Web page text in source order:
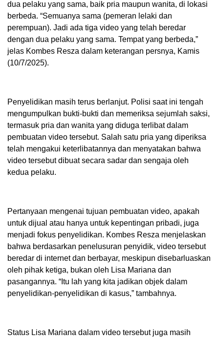
dua pelaku yang sama, baik pria maupun wanita, di lokasi
berbeda. “Semuanya sama (pemeran lelaki dan
perempuan). Jadi ada tiga video yang telah beredar
dengan dua pelaku yang sama. Tempat yang berbeda,”
jelas Kombes Resza dalam keterangan persnya, Kamis
(10/7/2025).
Penyelidikan masih terus berlanjut. Polisi saat ini tengah
mengumpulkan bukti-bukti dan memeriksa sejumlah saksi,
termasuk pria dan wanita yang diduga terlibat dalam
pembuatan video tersebut. Salah satu pria yang diperiksa
telah mengakui keterlibatannya dan menyatakan bahwa
video tersebut dibuat secara sadar dan sengaja oleh
kedua pelaku.
Pertanyaan mengenai tujuan pembuatan video, apakah
untuk dijual atau hanya untuk kepentingan pribadi, juga
menjadi fokus penyelidikan. Kombes Resza menjelaskan
bahwa berdasarkan penelusuran penyidik, video tersebut
beredar di internet dan berbayar, meskipun disebarluaskan
oleh pihak ketiga, bukan oleh Lisa Mariana dan
pasangannya. “Itu lah yang kita jadikan objek dalam
penyelidikan-penyelidikan di kasus,” tambahnya.
Status Lisa Mariana dalam video tersebut juga masih